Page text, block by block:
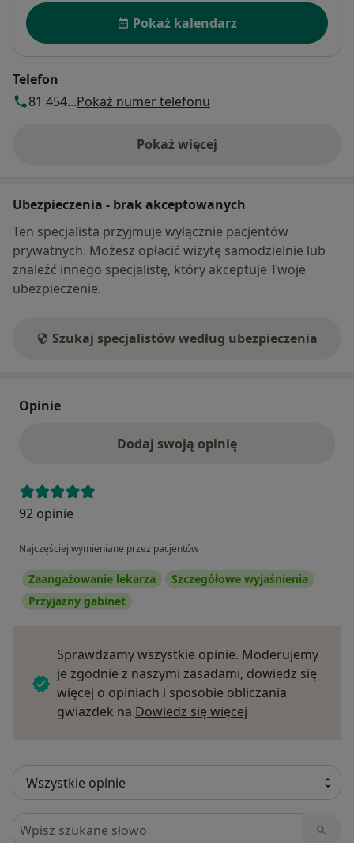
Dostępność
Pokaż kalendarz
Telefon
81 454...Pokaż numer telefonu
Pokaż więcej
o adresie
Ubezpieczenia - brak akceptowanych
Ten specjalista przyjmuje wyłącznie pacjentów
prywatnych. Możesz opłacić wizytę samodzielnie lub
znaleźć innego specjalistę, który akceptuje Twoje
ubezpieczenie.
Szukaj specjalistów według ubezpieczenia
Opinie
Dodaj swoją opinię
92 opinie
Najczęściej wymieniane przez pacjentów
Zaangażowanie lekarza
Szczegółowe wyjaśnienia
Przyjazny gabinet
Sprawdzamy wszystkie opinie. Moderujemy
je zgodnie z naszymi zasadami, dowiedz się
więcej o opiniach i sposobie obliczania
gwiazdek na Dowiedz się więcej
Szukaj w opiniach